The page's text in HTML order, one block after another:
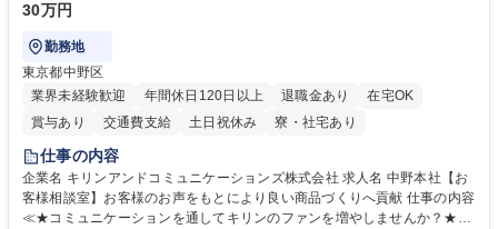
30万円
勤務地
東京都中野区
業界未経験歓迎
年間休日120日以上 退職金あり
在宅OK
賞与あり
交通費支給 土日祝休み 寮・社宅あり
仕事の内容
企業名 キリンアンドコミュニケーションズ株式会社 求人名 中野本社【お
客様相談室】お客様のお声をもとにより良い商品づくりへ貢献 仕事の内容
≪★コミュニケーションを通してキリンのファンを増やしませんか？★≫